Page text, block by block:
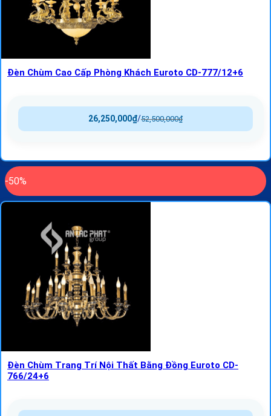
Đèn Chùm Cao Cấp Phòng Khách Euroto CD-777/12+6
52,500,000₫
/
26,250,000₫
-50%
Đèn Chùm Trang Trí Nội Thất Bằng Đồng Euroto CD-
766/24+6